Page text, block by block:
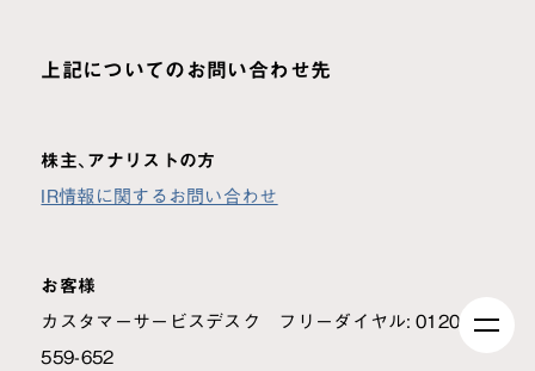
上記についてのお問い合わせ先
株主、アナリストの方
IR情報に関するお問い合わせ
お客様
カスタマーサービスデスク フリーダイヤル: 0120-
559-652